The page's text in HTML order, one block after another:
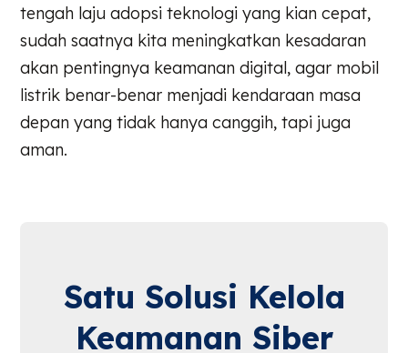
tengah laju adopsi teknologi yang kian cepat,
sudah saatnya kita meningkatkan kesadaran
akan pentingnya keamanan digital, agar mobil
listrik benar-benar menjadi kendaraan masa
depan yang tidak hanya canggih, tapi juga
aman.
Satu Solusi Kelola
Keamanan Siber